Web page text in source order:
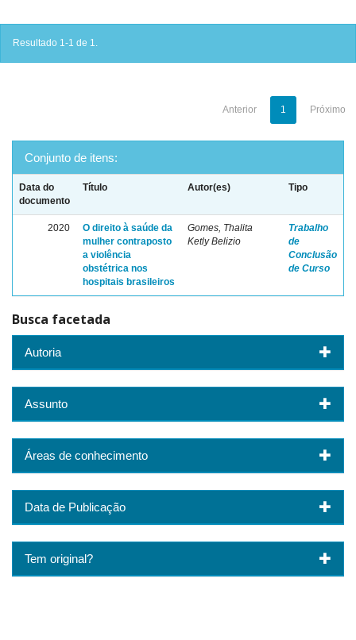
Resultado 1-1 de 1.
Anterior 1 Próximo
Conjunto de itens:
Data do
documento
Título Autor(es) Tipo
2020
O direito à saúde da
mulher contraposto
a violência
obstétrica nos
hospitais brasileiros
Gomes, Thalita
Ketly Belizio
Trabalho
de
Conclusão
de Curso
Busca facetada
Autoria
Assunto
Áreas de conhecimento
Data de Publicação
Tem original?